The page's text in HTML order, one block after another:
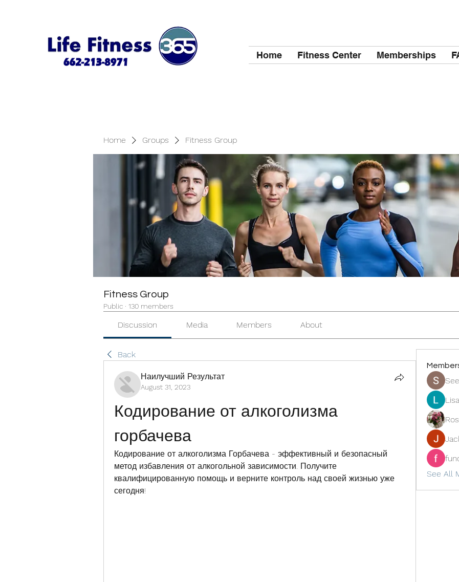
Home Fitness Center Memberships
Home Groups Fitness Group
Fitness Group
Public · 130 members
Discussion Media Members About
Back
Наилучший Результат
August 31, 2023
Кодирование от алкоголизма
горбачева
Кодирование от алкоголизма Горбачева - эффективный и безопасный
метод избавления от алкогольной зависимости. Получите
квалифицированную помощь и верните контроль над своей жизнью уже
сегодня!
See All